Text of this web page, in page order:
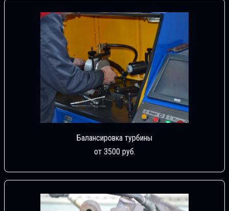
Балансировка турбины
от 3500 руб.